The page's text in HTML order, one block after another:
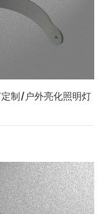
制/户外亮化照明灯